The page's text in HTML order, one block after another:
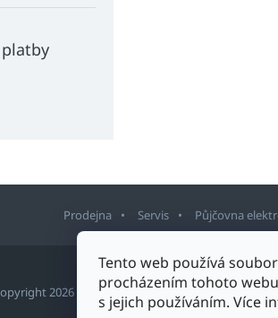
Tento web používá
procházením tohoto
s jejich používáním. Více
Prodejna Servis Půjčovna
2026 Sport Staněk Turnov. Všechna